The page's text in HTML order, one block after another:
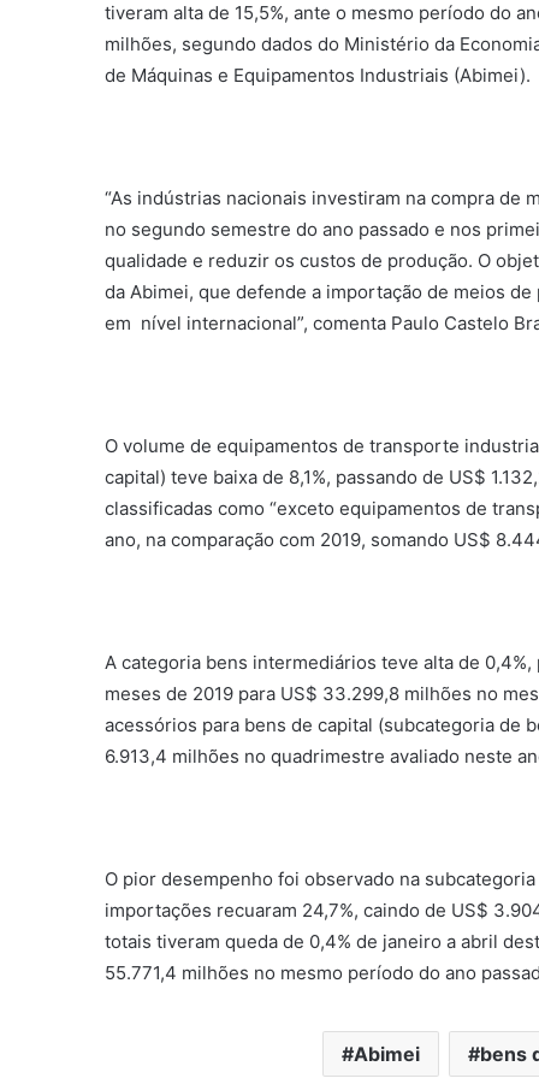
tiveram alta de 15,5%, ante o mesmo período do
milhões, segundo dados do Ministério da
de Máquinas e Equipamentos Industriais (Abimei).
“As indústrias nacionais investiram na compra de
no segundo semestre do ano passado e nos
qualidade e reduzir os custos de produção. O
da Abimei, que defende a importação de meios
em nível internacional”, comenta Paulo Castelo
O volume de equipamentos de transporte
capital) teve baixa de 8,1%, passando de US$
classificadas como “exceto equipamentos de
ano, na comparação com 2019, somando US$
A categoria bens intermediários teve alta de
meses de 2019 para US$ 33.299,8 milhões no
acessórios para bens de capital (subcategoria de
6.913,4 milhões no quadrimestre avaliado neste
O pior desempenho foi observado na
importações recuaram 24,7%, caindo de US$
totais tiveram queda de 0,4% de janeiro a abril
55.771,4 milhões no mesmo período do ano
Abimei bens